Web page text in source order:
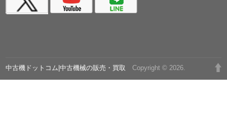
中古機ドットコム|中古機械の販売・買取 Copyright © 2026.